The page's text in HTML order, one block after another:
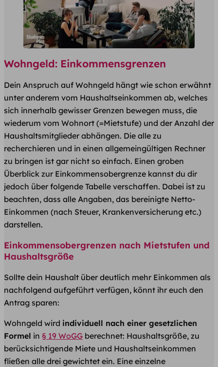
Wohngeld: Einkommensgrenzen
Dein Anspruch auf Wohngeld hängt wie schon erwähnt
unter anderem vom Haushaltseinkommen ab, welches
sich innerhalb gewisser Grenzen bewegen muss, die
wiederum vom Wohnort (=Mietstufe) und der Anzahl der
Haushaltsmitglieder abhängen. Die alle zu
recherchieren und in einen allgemeingültigen Rechner
zu bringen ist gar nicht so einfach. Einen groben
Überblick zur Einkommensobergrenze kannst du dir
jedoch über folgende Tabelle verschaffen. Dabei ist zu
beachten, dass alle Angaben, das bereinigte Netto-
Einkommen (nach Steuer, Krankenversicherung etc.)
darstellen.
Einkommensobergrenzen nach Mietstufen und
Haushaltsgröße
Sollte dein Haushalt über deutlich mehr Einkommen als
nachfolgend aufgeführt verfügen, könnt ihr euch den
Antrag sparen:
Wohngeld wird individuell nach einer gesetzlichen
Formel in § 19 WoGG berechnet: Haushaltsgröße, zu
berücksichtigende Miete und Haushaltseinkommen
fließen alle drei gewichtet ein. Eine einzelne